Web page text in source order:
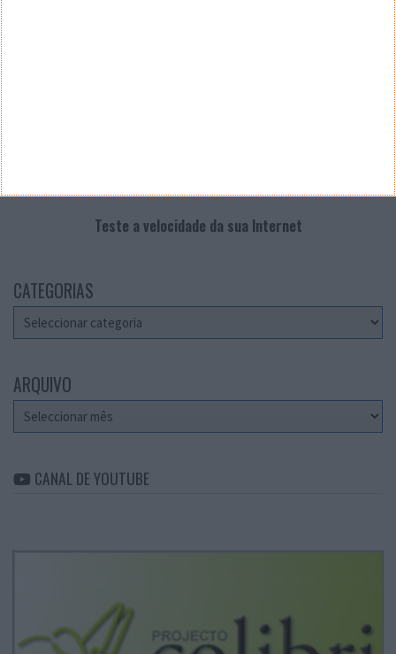
Teste a velocidade da sua Internet
CATEGORIAS
Categorias
ARQUIVO
Arquivo
CANAL DE YOUTUBE